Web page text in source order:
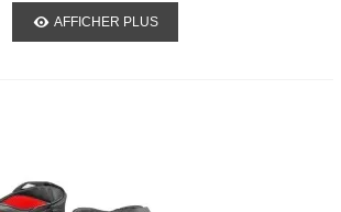
AFFICHER PLUS